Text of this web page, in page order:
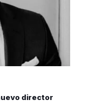
director